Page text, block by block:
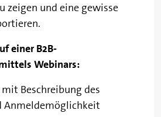
zeigen und eine gewisse
einer B2B-
Webinars:
Beschreibung des
Anmeldemöglichkeit